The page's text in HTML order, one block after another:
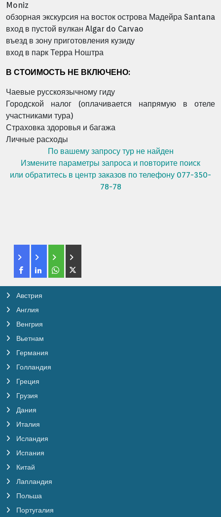
Moniz
обзорная экскурсия на восток острова Мадейра Santana
вход в пустой вулкан Algar do Carvao
въезд в зону приготовления кузиду
вход в парк Терра Ноштра
В СТОИМОСТЬ НЕ ВКЛЮЧЕНО:
Чаевые русскоязычному гиду
Городской налог (оплачивается напрямую в отеле
участниками тура)
Страховка здоровья и багажа
Личные расходы
По вашему запросу тур не найден
Измените параметры запроса и повторите поиск
или обратитесь в центр заказов по телефону 077-350-
78-78
Австрия
Англия
Венгрия
Вьетнам
Германия
Голландия
Греция
Грузия
Дания
Италия
Исландия
Испания
Китай
Лапландия
Польша
Португалия